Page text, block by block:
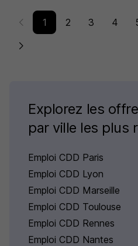
1 2 3 4
Explorez les
par ville les plus
Emploi CDD Paris
Emploi CDD Lyon
Emploi CDD Marseille
Emploi CDD Toulouse
Emploi CDD Rennes
Emploi CDD Nantes